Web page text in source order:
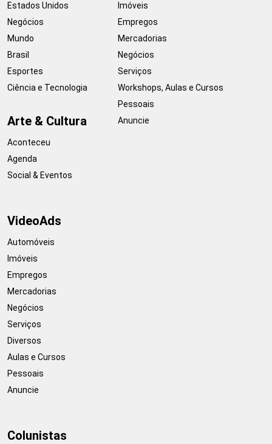
Estados Unidos
Negócios
Mundo
Brasil
Esportes
Ciência e Tecnologia
Arte & Cultura
Aconteceu
Agenda
Social & Eventos
Imóveis
Empregos
Mercadorias
Negócios
Serviços
Workshops, Aulas e Cursos
Pessoais
Anuncie
VideoAds
Automóveis
Imóveis
Empregos
Mercadorias
Negócios
Serviços
Diversos
Aulas e Cursos
Pessoais
Anuncie
Colunistas